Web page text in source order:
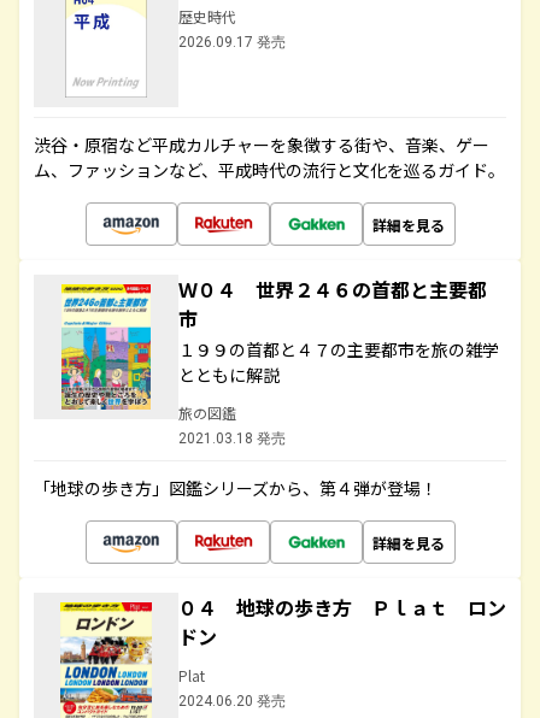
歴史時代
2026.09.17 発売
渋谷・原宿など平成カルチャーを象徴する街や、音楽、ゲー
ム、ファッションなど、平成時代の流行と文化を巡るガイド。
詳細を見る
Ｗ０４ 世界２４６の首都と主要都
市
１９９の首都と４７の主要都市を旅の雑学
とともに解説
旅の図鑑
2021.03.18 発売
「地球の歩き方」図鑑シリーズから、第４弾が登場！
詳細を見る
０４ 地球の歩き方 Ｐｌａｔ ロン
ドン
Plat
2024.06.20 発売